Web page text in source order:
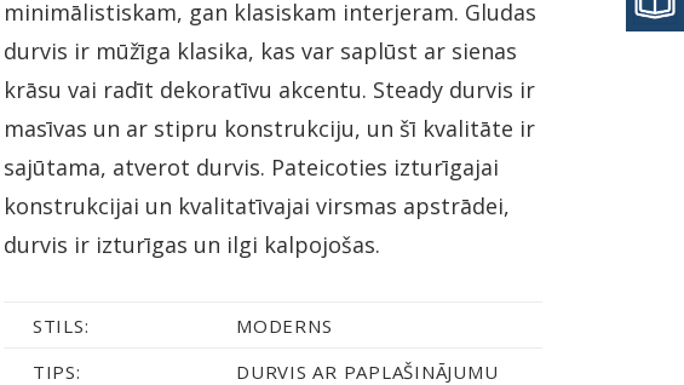
minimālistiskam, gan klasiskam interjeram. Gludas
durvis ir mūžīga klasika, kas var saplūst ar sienas
krāsu vai radīt dekoratīvu akcentu. Steady durvis ir
masīvas un ar stipru konstrukciju, un šī kvalitāte ir
sajūtama, atverot durvis. Pateicoties izturīgajai
konstrukcijai un kvalitatīvajai virsmas apstrādei,
durvis ir izturīgas un ilgi kalpojošas.
STILS:
MODERNS
TIPS:
DURVIS AR PAPLAŠINĀJUMU